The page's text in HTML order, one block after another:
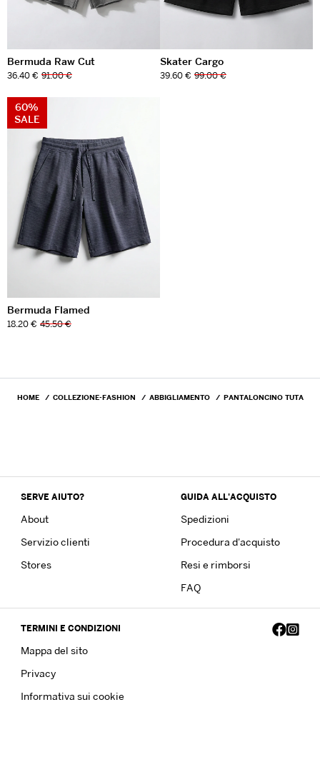
Bermuda Raw Cut
36.40 € 91.00 €
Skater Cargo
39.60 € 99.00 €
60%
SALE
Bermuda Flamed
18.20 € 45.50 €
HOME COLLEZIONE-FASHION ABBIGLIAMENTO PANTALONCINO TUTA
SERVE AIUTO?
About
Servizio clienti
Stores
GUIDA ALL'ACQUISTO
Spedizioni
Procedura d'acquisto
Resi e rimborsi
FAQ
TERMINI E CONDIZIONI
Mappa del sito
Privacy
Informativa sui cookie